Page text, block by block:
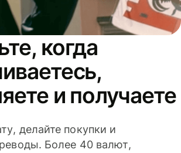
когда
и получаете
делайте покупки и
Более 40 валют,